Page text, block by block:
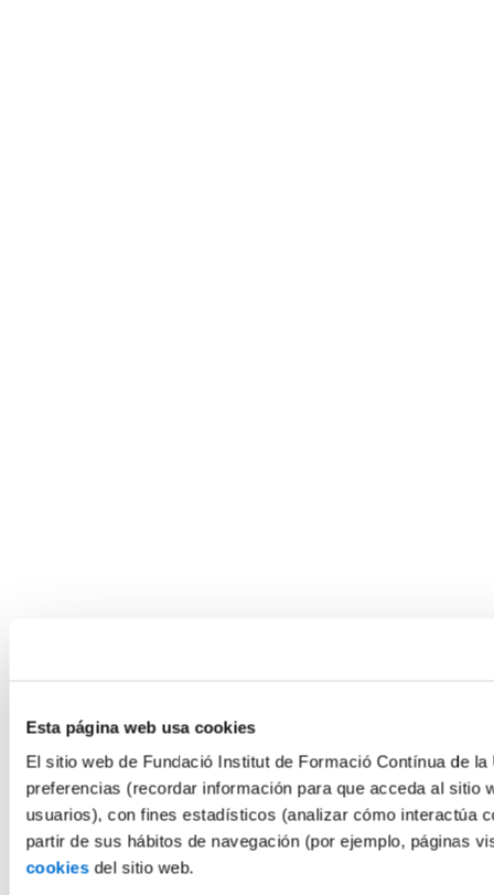
Esta página web usa cookies
El sitio web de Fundació Institut de Formació Contínua de
preferencias (recordar información para que acceda al
usuarios), con fines estadísticos (analizar cómo interactúa
partir de sus hábitos de navegación (por ejemplo, páginas
cookiesdel sitio web.